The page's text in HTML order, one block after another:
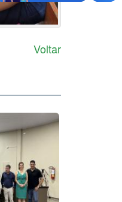
Voltar